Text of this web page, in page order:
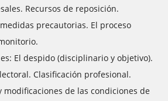
Recursos de reposición.
precautorias. El proceso
El despido (disciplinario y objetivo).
Clasificación profesional.
modificaciones de las condiciones de